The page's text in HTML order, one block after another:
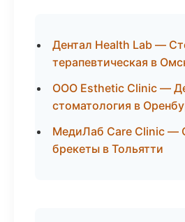
Дентал Health Lab —
терапевтическая в
ООО Esthetic Clinic —
стоматология в
МедиЛаб Care Clinic —
брекеты в Тольятти